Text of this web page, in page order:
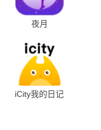
夜月
安卓版
iCity我的日记